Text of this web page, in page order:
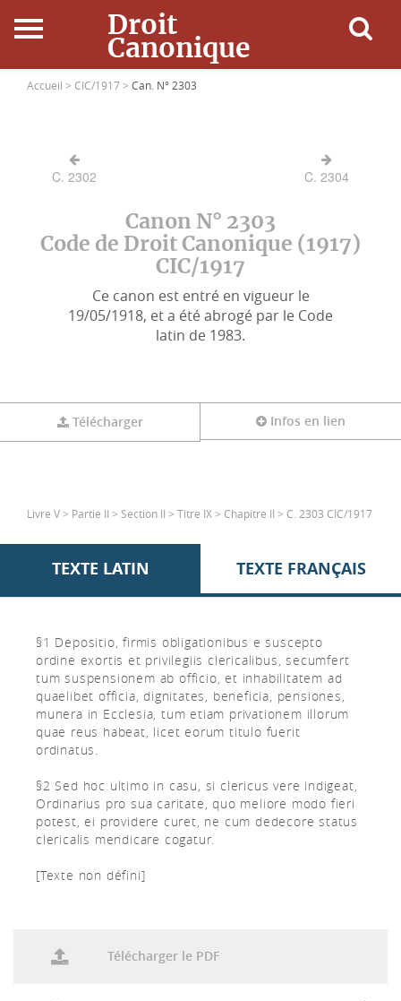
Droit
Canonique
Accueil
Ressources
Accueil > CIC/1917 > Can. N° 2303
C. 2302 C. 2304
Canon N° 2303
Code de Droit Canonique (1917)
CIC/1917
Ce canon est entré en vigueur le
19/05/1918, et a été abrogé par le Code
latin de 1983.
Télécharger Infos en lien
Livre V > Partie II > Section II > Titre IX > Chapitre II > C. 2303 CIC/1917
TEXTE LATIN TEXTE FRANÇAIS
§1 Depositio, firmis obligationibus e suscepto
ordine exortis et privilegiis clericalibus, secumfert
tum suspensionem ab officio, et inhabilitatem ad
quaelibet officia, dignitates, beneficia, pensiones,
munera in Ecclesia, tum etiam privationem illorum
quae reus habeat, licet eorum titulo fuerit
ordinatus.
§2 Sed hoc ultimo in casu, si clericus vere indigeat,
Ordinarius pro sua caritate, quo meliore modo fieri
potest, ei providere curet, ne cum dedecore status
clericalis mendicare cogatur.
[Texte non défini]
Télécharger le PDF